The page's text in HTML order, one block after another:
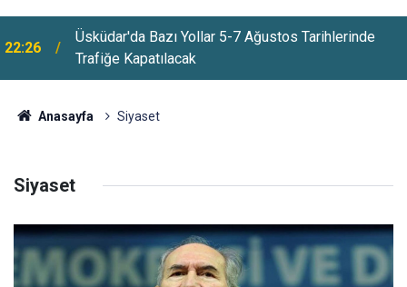
22:26
Üsküdar'da Bazı Yollar 5-7 Ağustos Tarihlerinde
Trafiğe Kapatılacak
Anasayfa Siyaset
Siyaset